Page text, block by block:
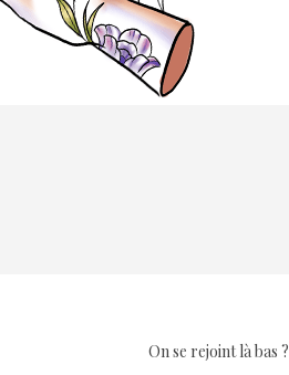
On se rejoint là bas ?